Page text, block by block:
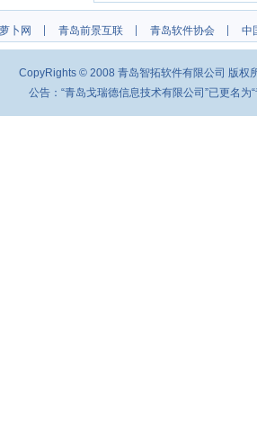
卜网 青岛前景互联 青岛软件协会 中
CopyRights © 2008 青岛智拓软件有限公司 版
公告：“青岛戈瑞德信息技术有限公司”已更名